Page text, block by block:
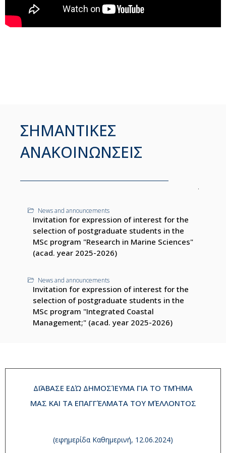
ΣΗΜΑΝΤΙΚΕΣ
ΑΝΑΚΟΙΝΩΝΣΕΙΣ
News and announcements
Invitation for expression of interest for the
selection of postgraduate students in the
MSc program "Research in Marine Sciences"
(acad. year 2025-2026)
News and announcements
Invitation for expression of interest for the
selection of postgraduate students in the
MSc program "Integrated Coastal
Management;" (acad. year 2025-2026)
ΔΙΆΒΑΣΕ ΕΔΏ ΔΗΜΟΣΊΕΥΜΑ ΓΙΑ ΤΟ ΤΜΉΜΑ
ΜΑΣ ΚΑΙ ΤΑ ΕΠΑΓΓΈΛΜΑΤΑ ΤΟΥ ΜΈΛΛΟΝΤΟΣ
(εφημερίδα Καθημερινή, 12.06.2024)